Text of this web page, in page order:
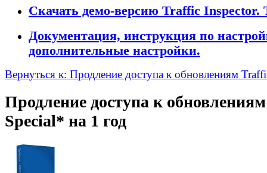
Скачать демо-версию Traffic Inspector.
Документация, инструкция по
дополнительные настройки.
Вернуться к: Продление доступа к обновлениям
Продление доступа к
Special* на 1 год